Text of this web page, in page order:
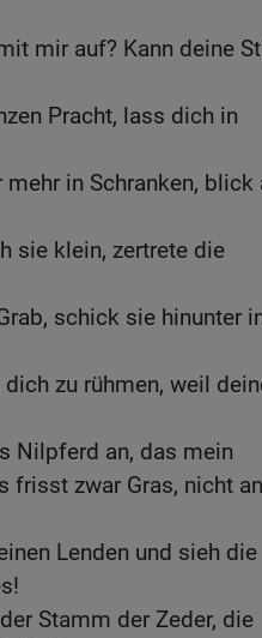
mir auf? Kann deine
Pracht, lass dich in
in Schranken, blick
sie klein, zertrete die
schick sie hinunter
zu rühmen, weil
Nilpferd an, das mein
frisst zwar Gras, nicht
Lenden und sieh die
Stamm der Zeder, die